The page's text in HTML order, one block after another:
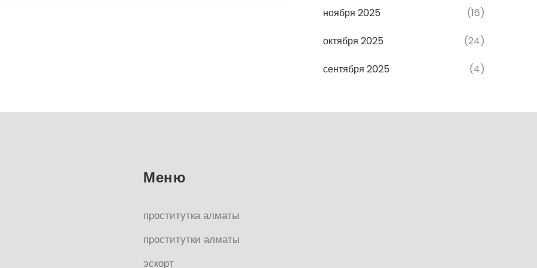
ноября 2025 (16)
октября 2025 (24)
сентября 2025 (4)
Меню
проститутка алматы
проститутки алматы
эскорт